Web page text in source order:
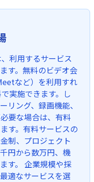
利用するサービス
す。無料のビデオ会
など）を利用すれ
実施できます。し
リング、録画機能、
要な場合は、有料
す。有料サービスの
制、プロジェクト
円から数万円、機
す。 企業規模や採
適なサービスを選